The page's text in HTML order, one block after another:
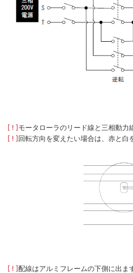
[ ! ]モータローラのリード線と三相動
[ ! ]回転方向を変えたい場合は、赤と
[ ! ]配線はアルミフレームの下側に出ま